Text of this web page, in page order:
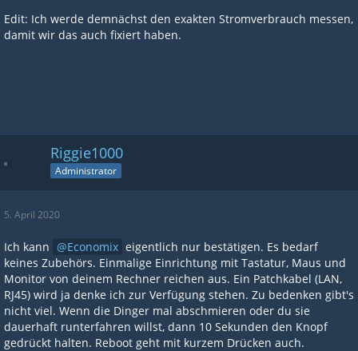
Edit: Ich werde demnächst den exakten Stromverbrauch messen,
damit wir das auch fixiert haben.
Riggie1000
Administrator
5. April 2020
Ich kann Economix eigentlich nur bestätigen. Es bedarf
keines Zubehörs. Einmalige Einrichtung mit Tastatur, Maus und
Monitor von deinem Rechner reichen aus. Ein Patchkabel (LAN,
RJ45) wird ja denke ich zur Verfügung stehen. Zu bedenken gibt's
nicht viel. Wenn die Dinger mal abschmieren oder du sie
dauerhaft runterfahren willst, dann 10 Sekunden den Knopf
gedrückt halten. Reboot geht mit kurzem Drücken auch.